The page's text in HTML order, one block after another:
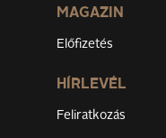
MAGAZIN
Előfizetés
HÍRLEVÉL
Feliratkozás